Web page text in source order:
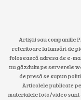
Artiștii sau companiile
referitoare la lansări de
folosească adresa de e-
nu găzduim pe serverele
de presă se supun
Articolele publicate
materialele foto/video sunt